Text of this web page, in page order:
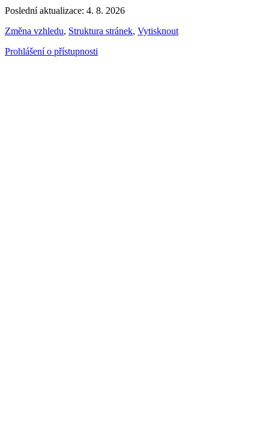
Poslední aktualizace: 4. 8. 2026
Změna vzhledu, Struktura stránek, Vytisknout
Prohlášení o přístupnosti